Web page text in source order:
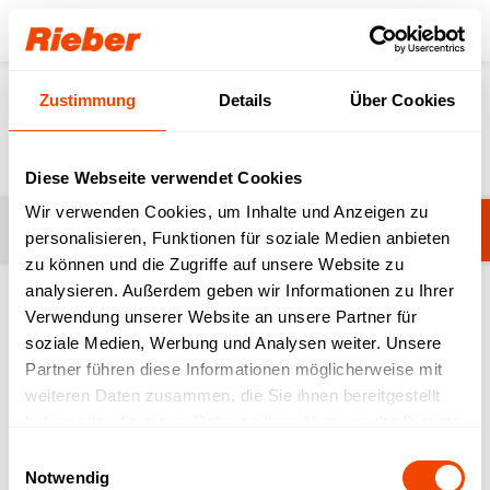
Zustimmung Details Über Cookies
Diese Webseite verwendet Cookies
Wir verwenden Cookies, um Inhalte und Anzeigen zu
personalisieren, Funktionen für soziale Medien anbieten
zu können und die Zugriffe auf unsere Website zu
analysieren. Außerdem geben wir Informationen zu Ihrer
Verwendung unserer Website an unsere Partner für
soziale Medien, Werbung und Analysen weiter. Unsere
Partner führen diese Informationen möglicherweise mit
weiteren Daten zusammen, die Sie ihnen bereitgestellt
Notwendig
Login
News
Kategorie ändern
Suchen